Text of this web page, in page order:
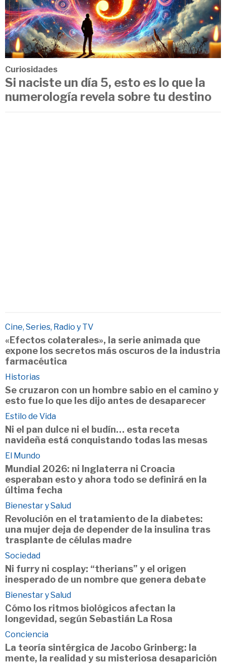
Curiosidades
Si naciste un día 5, esto es lo que la
numerología revela sobre tu destino
Cine, Series, Radio y TV
«Efectos colaterales», la serie animada que
expone los secretos más oscuros de la industria
farmacéutica
Historias
Se cruzaron con un hombre sabio en el camino y
esto fue lo que les dijo antes de desaparecer
Estilo de Vida
Ni el pan dulce ni el budín… esta receta
navideña está conquistando todas las mesas
El Mundo
Mundial 2026: ni Inglaterra ni Croacia
esperaban esto y ahora todo se definirá en la
última fecha
Bienestar y Salud
Revolución en el tratamiento de la diabetes:
una mujer deja de depender de la insulina tras
trasplante de células madre
Sociedad
Ni furry ni cosplay: “therians” y el origen
inesperado de un nombre que genera debate
Bienestar y Salud
Cómo los ritmos biológicos afectan la
longevidad, según Sebastián La Rosa
Conciencia
La teoría sintérgica de Jacobo Grinberg: la
mente, la realidad y su misteriosa desaparición